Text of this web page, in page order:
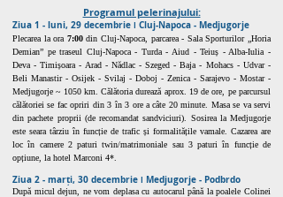
Programul pelerinajului:
Ziua 1 - luni, 29 decembrie ǀ Cluj-Napoca - Medjugorje
Plecarea la ora 7:00din Cluj-Napoca, parcarea - Sala Sporturilor „Horia
Demian” pe traseul Cluj-Napoca - Turda - Aiud - Teiuș - Alba-Iulia -
Deva - Timișoara - Arad - Nădlac - Szeged - Baja - Mohacs - Udvar -
Beli Manastir - Osijek - Svilaj - Doboj - Zenica - Sarajevo - Mostar -
Medjugorje ~ 1050 km. Călătoria durează aprox. 19 de ore, pe parcursul
călătoriei se fac opriri din 3 în 3 ore a câte 20 minute. Masa se va servi
din pachete proprii (de recomandat sandviciuri). Sosirea la Medjugorje
este seara târziu în funcție de trafic și formalitățile vamale. Cazarea are
loc în camere 2 paturi twin/matrimoniale sau 3 paturi în funcție de
opțiune, la hotel Marconi 4*.
Ziua 2 - marți, 30 decembrie ǀ Medjugorje - Podbrdo
După micul dejun, ne vom deplasa cu autocarul până la poalele Colinei